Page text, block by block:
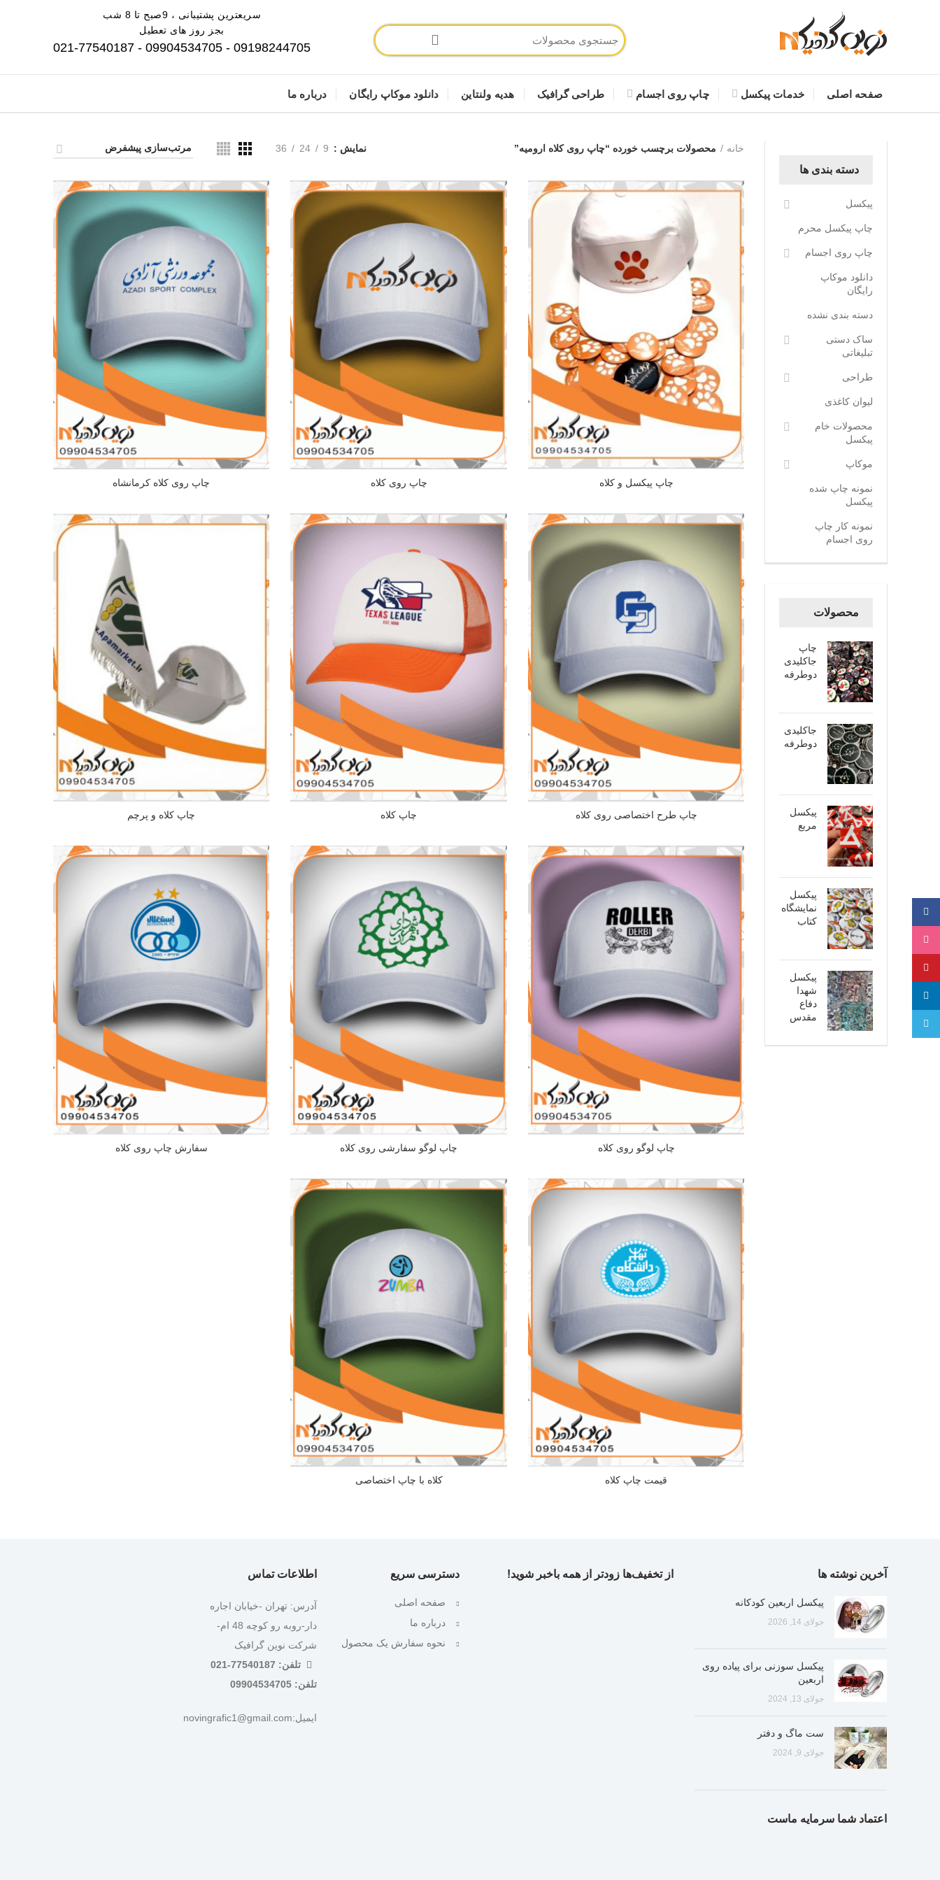
سریعترین پشتیبانی ، 9صبح تا 8 شب
بجز روز های تعطیل
09198244705 - 09904534705 - 021-77540187
صفحه اصلی خدمات پیکسل چاپ روی اجسام طراحی گرافیک هدیه ولنتاین دانلود موکاپ رایگان درباره ما
خانه محصولات برچسب خورده “چاپ روی کلاه ارومیه” نمایش 9
24
36
چاپ پیکسل و کلاه چاپ روی کلاه چاپ روی کلاه کرمانشاه
چاپ طرح اختصاصی روی کلاه چاپ کلاه چاپ کلاه و پرچم
چاپ لوگو روی کلاه چاپ لوگو سفارشی روی کلاه سفارش چاپ روی کلاه
قیمت چاپ کلاه کلاه با چاپ اختصاصی
دسته بندی ها
پیکسل
چاپ پیکسل محرم
چاپ روی اجسام
دانلود موکاپ
رایگان
دسته بندی نشده
ساک دستی
تبلیغاتی
طراحی
لیوان کاغذی
محصولات خام
پیکسل
موکاپ
نمونه چاپ شده
پیکسل
نمونه کار چاپ
روی اجسام
محصولات
چاپ
جاکلیدی
دوطرفه
جاکلیدی
دوطرفه
پیکسل
مربع
پیکسل
نمایشگاه
کتاب
پیکسل
شهدا
دفاع
مقدس
آخرین نوشته ها
پیکسل اربعین کودکانه
جولای 14, 2026
پیکسل سوزنی برای پیاده روی
اربعین
جولای 13, 2024
ست ماگ و دفتر
جولای 9, 2024
اعتماد شما سرمایه ماست
از تخفیف‌ها زودتر از همه باخبر شوید! دسترسی سریع
صفحه اصلی
درباره ما
نحوه سفارش یک محصول
اطلاعات تماس
آدرس: تهران -خیابان اجاره
دار-روبه رو کوچه 48 ام-
شرکت نوین گرافیک
تلفن: 77540187-021
تلفن: 09904534705
ایمیل:novingrafic1@gmail.com
فیسبوک
اینستاگرام
پینترست
لینکدین
تلگرام